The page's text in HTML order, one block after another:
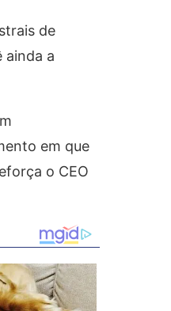
de
ainda a
em que
o CEO